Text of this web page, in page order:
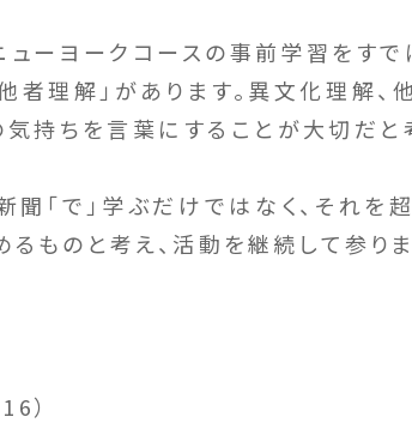
ーヨークコースの事前学習をすで
理解」があります。異文化理解、
持ちを言葉にすることが大切だと
聞「で」学ぶだけではなく、それを
ものと考え、活動を継続して参りま
）